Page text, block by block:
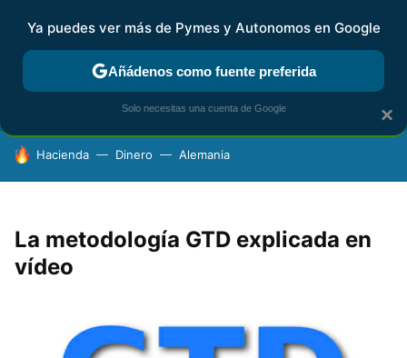
FISCALIDAD Y CONTABILIDAD KIT DIGITAL RENTA
HOY SE HABLA DE
Hacienda Dinero Alemania
La metodología GTD explicada en
vídeo
×
Ya puedes ver más de Pymes y Autonomos en Google
Añádenos como fuente preferida
Solo necesitas una cuenta de Google